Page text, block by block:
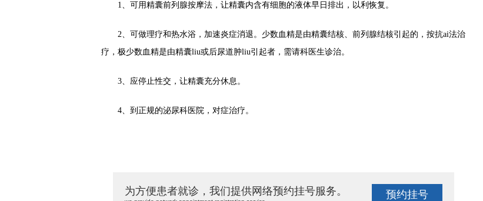
1、可用精囊前列腺按摩法，让精囊内含有细胞的液体早日排出，以利恢复。
2、可做理疗和热水浴，加速炎症消退。少数血精是由精囊结核、前列腺结核引起的，按抗ai法治
疗，极少数血精是由精囊liu或后尿道肿liu引起者，需请科医生诊治。
3、应停止性交，让精囊充分休息。
4、到正规的泌尿科医院，对症治疗。
为方便患者就诊，我们提供网络预约挂号服务。 预约挂号